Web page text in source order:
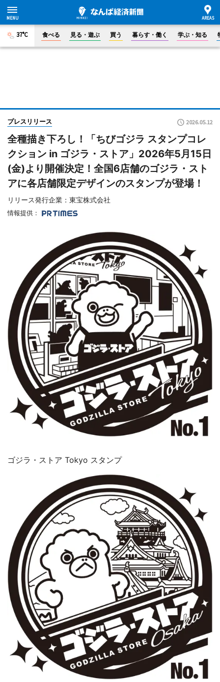
37°C 食べる 見る・遊ぶ 買う 暮らす・働く 学ぶ・知る
プレスリリース 2026.05.12
全種描き下ろし！「ちびゴジラ スタンプコレ
クション in ゴジラ・ストア」2026年5月15日
(金)より開催決定！全国6店舗のゴジラ・スト
アに各店舗限定デザインのスタンプが登場！
リリース発行企業：東宝株式会社
情報提供：
ゴジラ・ストア Tokyo スタンプ